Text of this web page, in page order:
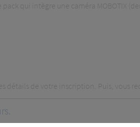
qui intègre une caméra MOBOTIX
de votre inscription. Puis, vous